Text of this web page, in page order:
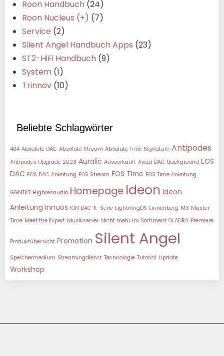
Roon Handbuch (24)
Roon Nucleus (+) (7)
Service (2)
Silent Angel Handbuch Apps (23)
ST2-HiFi Handbuch (9)
System (1)
Trinnov (10)
Beliebte Schlagwörter
404 Absolute DAC Absolute Stream Absolute Time Signature Antipodes
Antipodes Upgrade 2023 Auralic Ausverkauft Ayazi DAC Background EOS
DAC EOS DAC Anleitung EOS Stream EOS Time EOS Time Anleitung
GGNTKT Highresaudio Homepage Ideon Ideon
Anleitung Innuos ION DAC K-Serie LightningDS Linnenberg M3 Master
Time Meet the Expert Musikserver Nicht mehr im Sortiment OLADRA Premiere
Produktübersicht Promotion Silent Angel
Speichermedium Streamingdienst Technologie Tutorial Update
Workshop